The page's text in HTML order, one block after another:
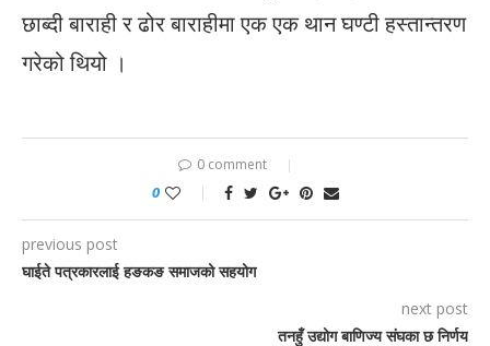
छाब्दी बाराही र ढोर बाराहीमा एक एक थान घण्टी हस्तान्तरण
गरेको थियो ।
0 comment
0
previous post
घाईते पत्रकारलाई हङकङ समाजको सहयोग
next post
तनहुँ उद्योग बाणिज्य संघका छ निर्णय